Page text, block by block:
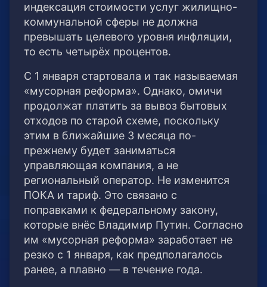
индексация стоимости услуг жилищно-
коммунальной сферы не должна
превышать целевого уровня инфляции,
то есть четырёх процентов.
С 1 января стартовала и так называемая
«мусорная реформа». Однако, омичи
продолжат платить за вывоз бытовых
отходов по старой схеме, поскольку
этим в ближайшие 3 месяца по-
прежнему будет заниматься
управляющая компания, а не
региональный оператор. Не изменится
ПОКА и тариф. Это связано с
поправками к федеральному закону,
которые внёс Владимир Путин. Согласно
им «мусорная реформа» заработает не
резко с 1 января, как предполагалось
ранее, а плавно — в течение года.